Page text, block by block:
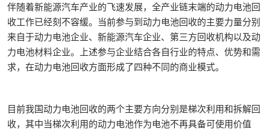
伴随着新能源汽车产业的飞速发展，全产业链末端的动力电池回
收工作已经刻不容缓。当前参与到动力电池回收的主要力量分别
来自于动力电池企业、新能源汽车企业、第三方回收机构以及动
力电池材料企业。上述参与企业结合各自行业的特点、优势和需
求，在动力电池回收方面形成了四种不同的商业模式。
目前我国动力电池回收的两个主要方向分别是梯次利用和拆解回
收，其中当梯次利用的动力电池作为电池不再具备可使用价值